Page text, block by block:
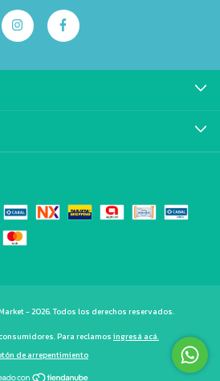
- 2026. Todos los derechos reservados.
Para reclamos ingresá acá.
de arrepentimiento